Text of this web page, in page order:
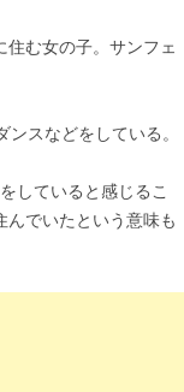
む女の子。サンフェ
スなどをしている。
していると感じるこ
んでいたという意味も